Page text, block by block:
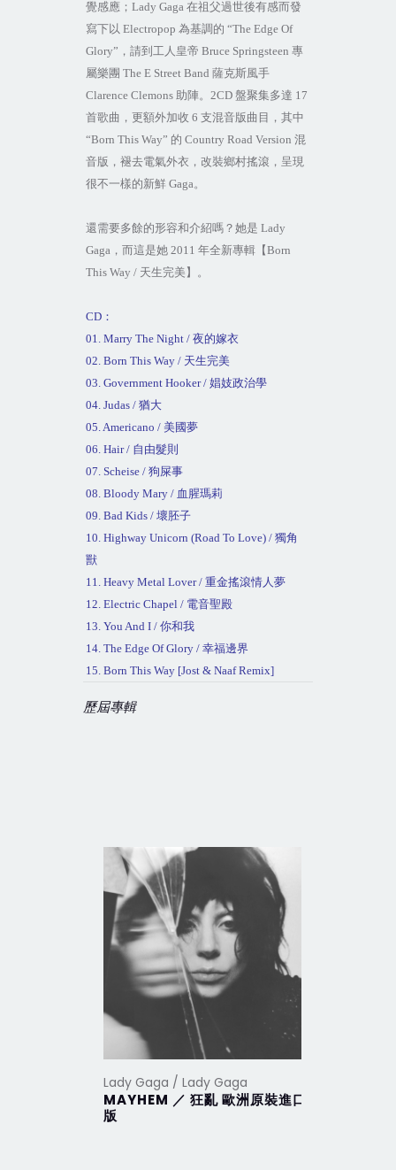
覺感應； Lady Gaga 在祖父過世後有感而發
寫下以 Electropop 為基調的 “The Edge Of
Glory” ，請到工人皇帝 Bruce Springsteen 專
屬樂團 The E Street Band 薩克斯風手
Clarence Clemons 助陣。 2CD 盤聚集多達 17
首歌曲，更額外加收 6 支混音版曲目，其中
“Born This Way” 的 Country Road Version 混
音版，褪去電氣外衣，改裝鄉村搖滾，呈現
很不一樣的新鮮 Gaga。
還需要多餘的形容和介紹嗎？她是 Lady
Gaga，而這是她 2011 年全新專輯【Born
This Way / 天生完美】。
CD：
01. Marry The Night / 夜的嫁衣
02. Born This Way / 天生完美
03. Government Hooker / 娼妓政治學
04. Judas / 猶大
05. Americano / 美國夢
06. Hair / 自由髮則
07. Scheise / 狗屎事
08. Bloody Mary / 血腥瑪莉
09. Bad Kids / 壞胚子
10. Highway Unicorn (Road To Love) / 獨角
獸
11. Heavy Metal Lover / 重金搖滾情人夢
12. Electric Chapel / 電音聖殿
13. You And I / 你和我
14. The Edge Of Glory / 幸福邊界
15. Born This Way [Jost & Naaf Remix]
歷屆專輯
Lady Gaga / Lady Gaga
MAYHEM ／ 狂亂 歐洲原裝進口
版